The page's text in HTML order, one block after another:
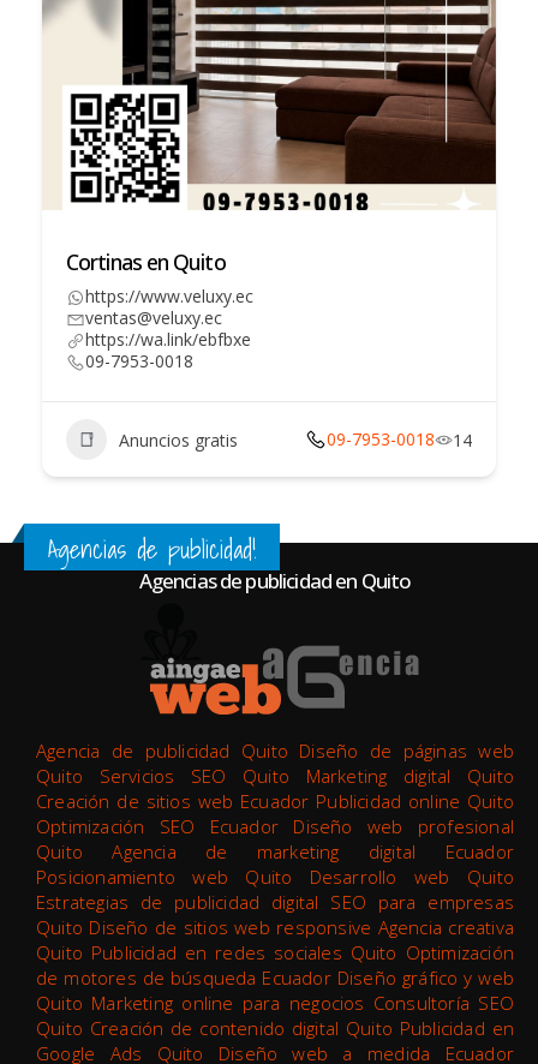
Cortinas en Quito
https://www.veluxy.ec
ventas@veluxy.ec
https://wa.link/ebfbxe
09-7953-0018
Anuncios gratis 09-7953-0018 14
Agencias de publicidad!
Agencias de publicidad en Quito
Agencia de publicidad Quito Diseño de páginas web
Quito Servicios SEO Quito Marketing digital Quito
Creación de sitios web Ecuador Publicidad online Quito
Optimización SEO Ecuador Diseño web profesional
Quito Agencia de marketing digital Ecuador
Posicionamiento web Quito Desarrollo web Quito
Estrategias de publicidad digital SEO para empresas
Quito Diseño de sitios web responsive Agencia creativa
Quito Publicidad en redes sociales Quito Optimización
de motores de búsqueda Ecuador Diseño gráfico y web
Quito Marketing online para negocios Consultoría SEO
Quito Creación de contenido digital Quito Publicidad en
Google Ads Quito Diseño web a medida Ecuador